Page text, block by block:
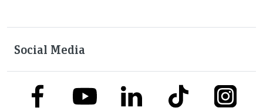
Social Media
link to facebooklink to youtubelink to linkedinlink to tiktok